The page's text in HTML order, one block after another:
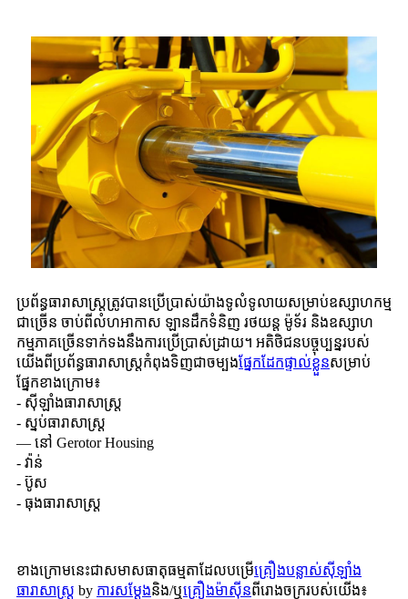
ប្រព័ន្ធធារាសាស្ត្រត្រូវបានប្រើប្រាស់យ៉ាងទូលំទូលាយសម្រាប់ឧស្សាហកម្ម
ជាច្រើន ចាប់ពីលំហអាកាស ឡានដឹកទំនិញ រថយន្ត ម៉ូទ័រ និងឧស្សាហ
កម្មភាគច្រើនទាក់ទងនឹងការប្រើប្រាស់ដ្រាយ។ អតិថិជនបច្ចុប្បន្នរបស់
យើងពីប្រព័ន្ធធារាសាស្ត្រកំពុងទិញជាចម្បងផ្នែកដែកផ្ទាល់ខ្លួនសម្រាប់
ផ្នែកខាងក្រោម៖
- ស៊ីឡាំងធារាសាស្ត្រ
- ស្នប់ធារាសាស្ត្រ
— នៅ Gerotor Housing
- វ៉ាន់
- ប៊ូស
- ធុងធារាសាស្ត្រ
ខាងក្រោមនេះជាសមាសធាតុធម្មតាដែលបម្រើគ្រឿងបន្លាស់ស៊ីឡាំង
ធារាសាស្ត្រ by ការសម្ដែងនិង/ឬគ្រឿងម៉ាស៊ីនពីរោងចក្ររបស់យើង៖